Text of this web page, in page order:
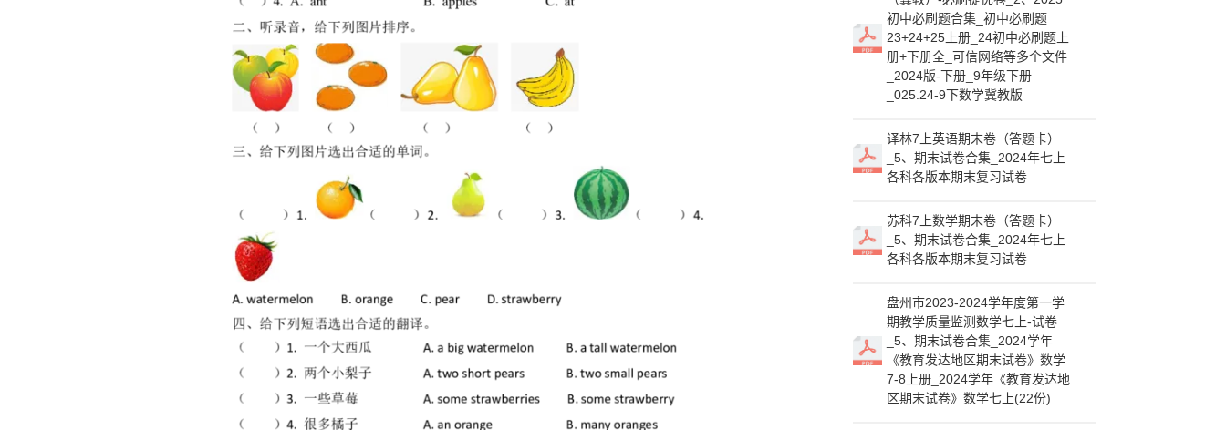
初中必刷题合集_初中必刷题
23+24+25上册_24初中必刷题上
册+下册全_可信网络等多个文件
_2024版-下册_9年级下册
_025.24-9下数学冀教版
译林7上英语期末卷（答题卡）
_5、期末试卷合集_2024年七上
各科各版本期末复习试卷
苏科7上数学期末卷（答题卡）
_5、期末试卷合集_2024年七上
各科各版本期末复习试卷
盘州市2023-2024学年度第一学
期教学质量监测数学七上-试卷
_5、期末试卷合集_2024学年
《教育发达地区期末试卷》数学
7-8上册_2024学年《教育发达地
区期末试卷》数学七上(22份)